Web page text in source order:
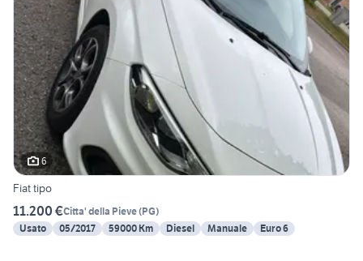
6
Fiat tipo
11.200 €Citta' della Pieve(PG)
Usato
05/2017 59000 Km Diesel Manuale Euro 6